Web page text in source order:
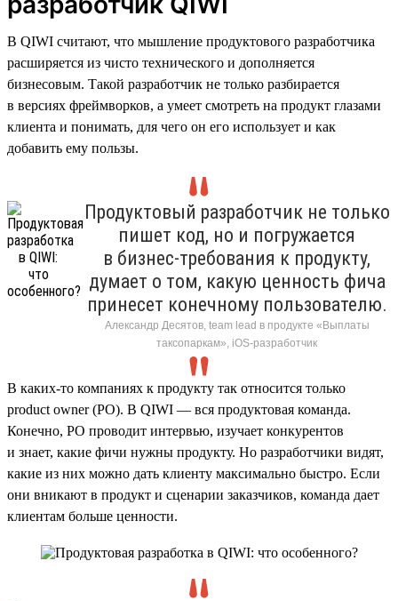
В QIWI считают, что мышление продуктового разработчика
расширяется из чисто технического и дополняется
бизнесовым. Такой разработчик не только разбирается
в версиях фреймворков, а умеет смотреть на продукт глазами
клиента и понимать, для чего он его использует и как
добавить ему пользы.
Продуктовый разработчик не только
пишет код, но и погружается
в бизнес-требования к продукту,
думает о том, какую ценность фича
принесет конечному пользователю.
Александр Десятов, team lead в продукте «Выплаты
таксопаркам», iOS-разработчик
В каких-то компаниях к продукту так относится только
product owner (PO). В QIWI — вся продуктовая команда.
Конечно, PO проводит интервью, изучает конкурентов
и знает, какие фичи нужны продукту. Но разработчики видят,
какие из них можно дать клиенту максимально быстро. Если
они вникают в продукт и сценарии заказчиков, команда дает
клиентам больше ценности.